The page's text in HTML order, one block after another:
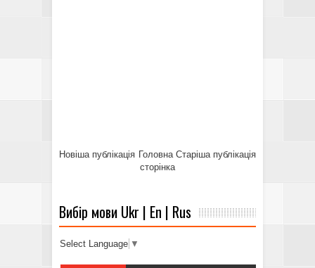
Новіша публікація Старіша публікація
Головна
сторінка
Вибір мови Ukr | En | Rus
Select Language ▼